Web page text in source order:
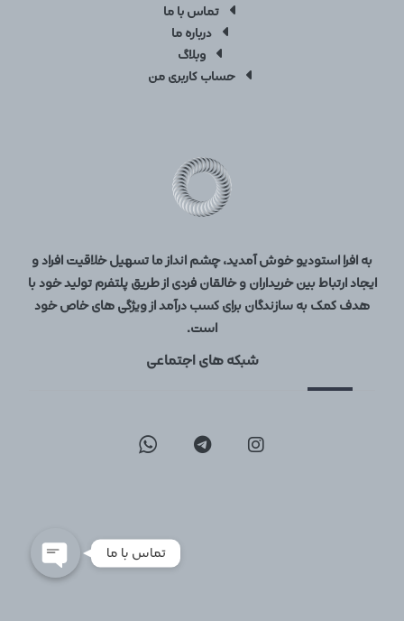
تماس با ما
درباره ما
وبلاگ
حساب کاربری من
به افرا استودیو خوش آمدید، چشم انداز ما تسهیل خلاقیت افراد و
ایجاد ارتباط بین خریداران و خالقان فردی از طریق پلتفرم تولید خود با
هدف کمک به سازندگان برای کسب درآمد از ویژگی های خاص خود
است.
شبکه های اجتماعی
تماس با ما